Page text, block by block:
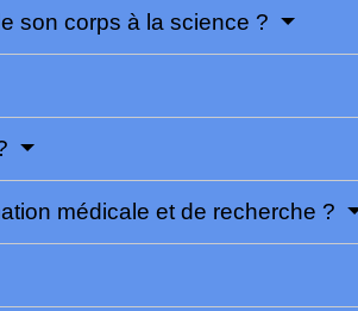
son corps à la science ?
médicale et de recherche ?